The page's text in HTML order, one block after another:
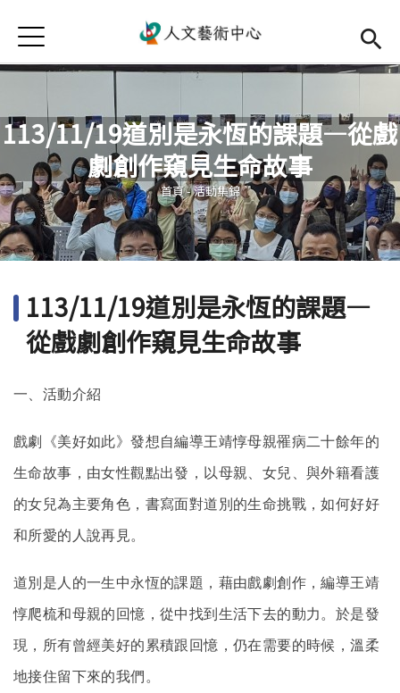
首頁
首頁
最新消息
中心簡介
Open
師資陣容
Open
藝文活動
活動集錦
113/11/19道別是永恆的課題—從戲
劇創作窺見生命故事
您在這裡
首頁-活動集錦
113/11/19道別是永恆的課題—
從戲劇創作窺見生命故事
一、活動介紹
戲劇《美好如此》發想自編導王靖惇母親罹病二十餘年的
生命故事，由女性觀點出發，以母親、女兒、與外籍看護
的女兒為主要角色，書寫面對道別的生命挑戰，如何好好
和所愛的人說再見。
道別是人的一生中永恆的課題，藉由戲劇創作，編導王靖
惇爬梳和母親的回憶，從中找到生活下去的動力。於是發
現，所有曾經美好的累積跟回憶，仍在需要的時候，溫柔
地接住留下來的我們。